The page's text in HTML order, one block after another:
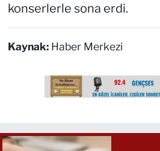
konserlerle sona erdi.
Kaynak: Haber Merkezi